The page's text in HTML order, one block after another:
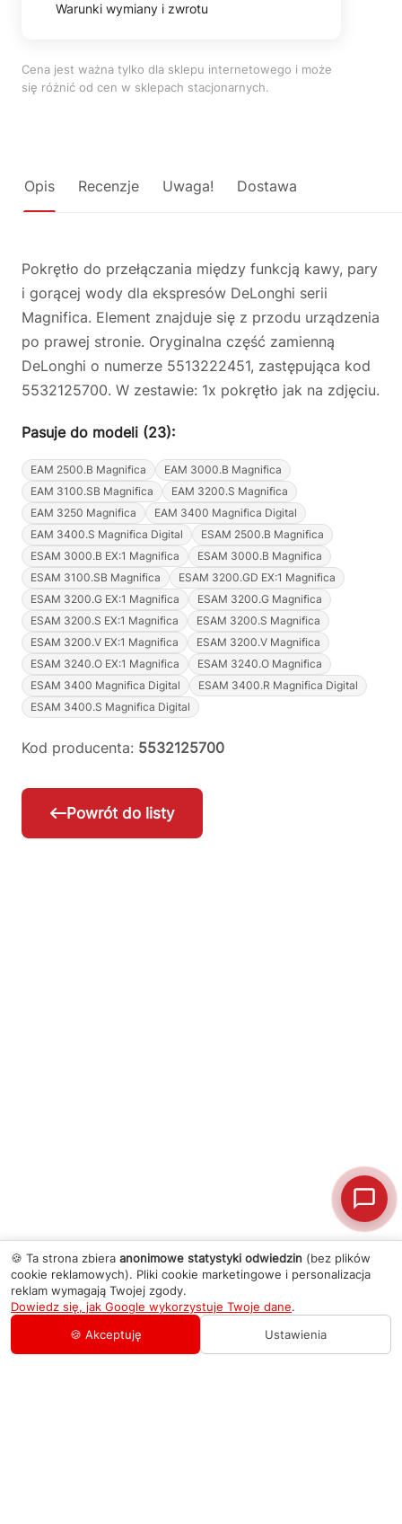
Warunki wymiany i zwrotu
Cena jest ważna tylko dla sklepu internetowego i może
się różnić od cen w sklepach stacjonarnych.
Opis Recenzje Uwaga! Dostawa
Pokrętło do przełączania między funkcją kawy, pary
i gorącej wody dla ekspresów DeLonghi serii
Magnifica. Element znajduje się z przodu urządzenia
po prawej stronie. Oryginalna część zamienną
DeLonghi o numerze 5513222451, zastępująca kod
5532125700. W zestawie: 1x pokrętło jak na zdjęciu.
Pasuje do modeli (23):
EAM 2500.B Magnifica
EAM 3000.B Magnifica
EAM 3100.SB Magnifica
EAM 3200.S Magnifica
EAM 3250 Magnifica
EAM 3400 Magnifica Digital
EAM 3400.S Magnifica Digital
ESAM 2500.B Magnifica
ESAM 3000.B EX:1 Magnifica
ESAM 3000.B Magnifica
ESAM 3100.SB Magnifica
ESAM 3200.GD EX:1 Magnifica
ESAM 3200.G EX:1 Magnifica
ESAM 3200.G Magnifica
ESAM 3200.S EX:1 Magnifica
ESAM 3200.S Magnifica
ESAM 3200.V EX:1 Magnifica
ESAM 3200.V Magnifica
ESAM 3240.O EX:1 Magnifica
ESAM 3240.O Magnifica
ESAM 3400 Magnifica Digital
ESAM 3400.R Magnifica Digital
ESAM 3400.S Magnifica Digital
Kod producenta: 5532125700
Powrót do listy
🍪 Ta strona zbiera anonimowe statystyki odwiedzin (bez plików
cookie reklamowych). Pliki cookie marketingowe i personalizacja
reklam wymagają Twojej zgody.
Dowiedz się, jak Google wykorzystuje Twoje dane.
🍪 Akceptuję
Ustawienia